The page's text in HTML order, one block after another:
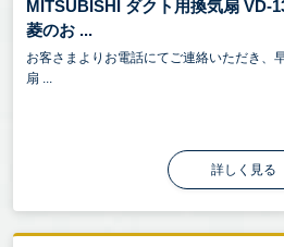
MITSUBISHI ダクト用換気扇 VD-
菱のお ...
お客さまよりお電話にてご連絡いただき、
扇 ...
詳しく見る